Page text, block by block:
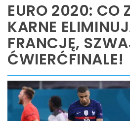
EURO 2020: CO
KARNE
FRANCJĘ,
ĆWIERĆFINALE!